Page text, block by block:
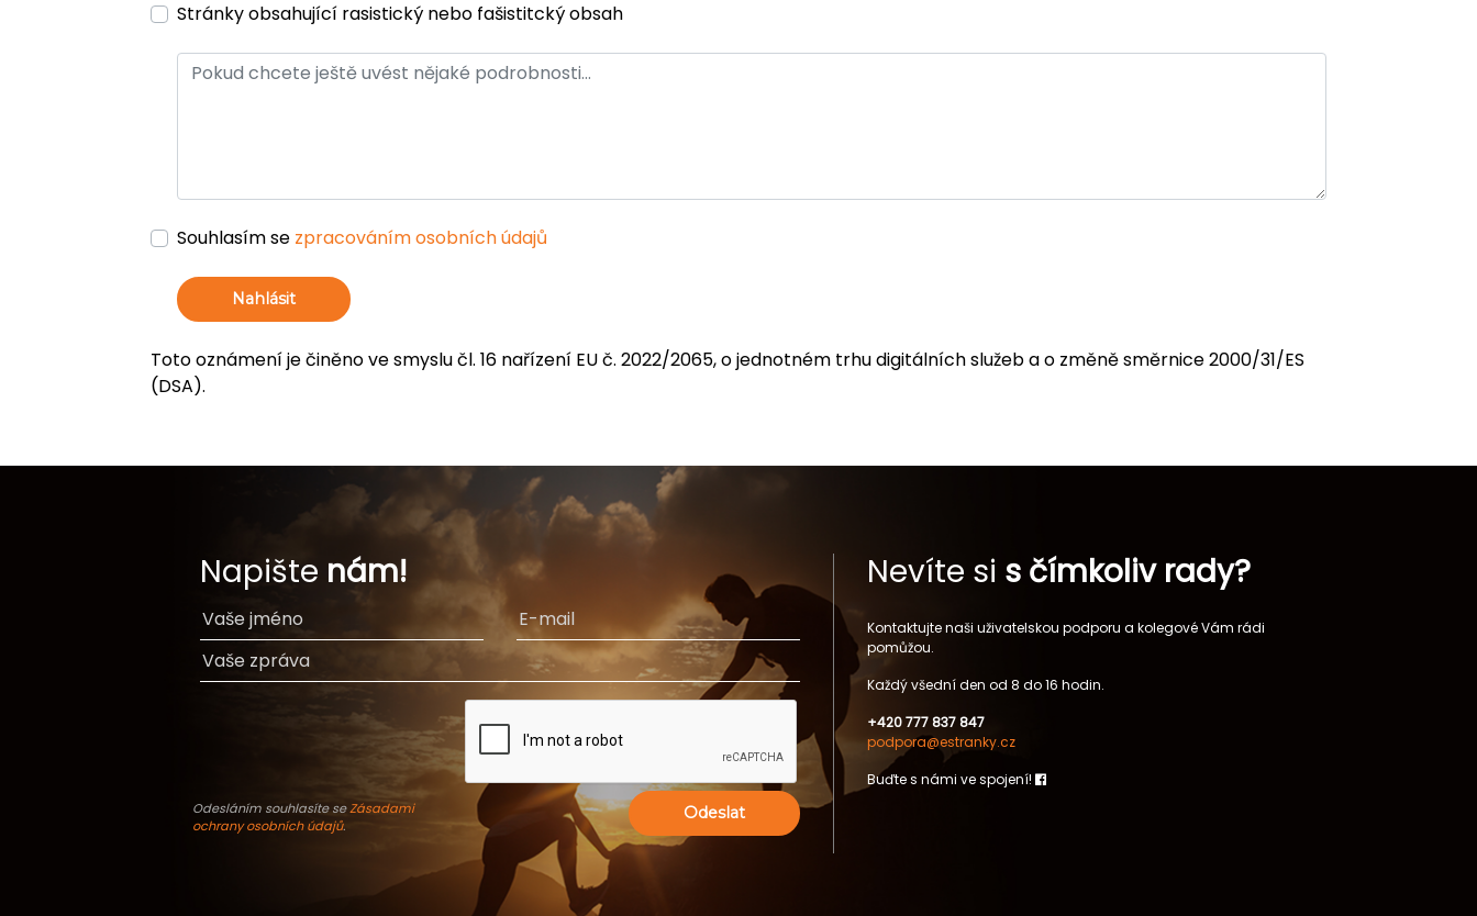
Stránky obsahující rasistický nebo fašistitcký obsah
Souhlasím se zpracováním osobních údajů
Nahlásit
Toto oznámení je činěno ve smyslu čl. 16 nařízení EU č. 2022/2065, o jednotném trhu digitálních služeb a o změně směrnice 2000/31/ES
(DSA).
Napište nám!
Odesláním souhlasíte seZásadami
ochrany osobních údajů.
Odeslat
Nevíte si s čímkoliv rady?
Kontaktujte naši uživatelskou podporu a kolegové Vám rádi
pomůžou.
Každý všední den od 8 do 16 hodin.
+420 777 837 847
podpora@estranky.cz
Buďte s námi ve spojení!